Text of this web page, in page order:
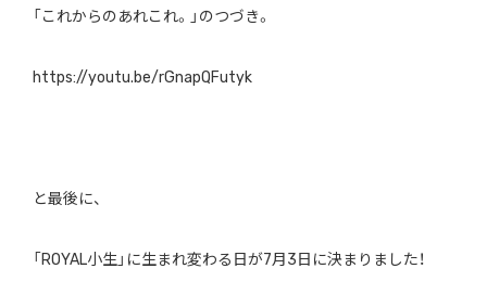
「これからのあれこれ。」のつづき。
https://youtu.be/rGnapQFutyk
と最後に、
「ROYAL小生」に生まれ変わる日が7月3日に決まりました！